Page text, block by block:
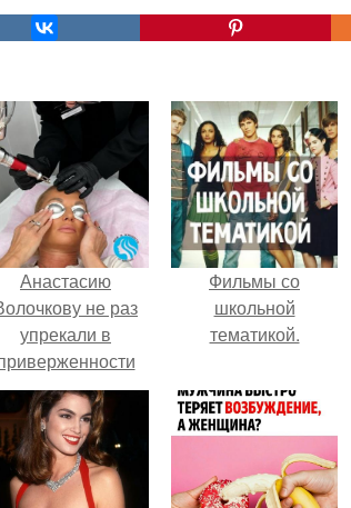
Анастасию
не раз
упрекали в
бьюти -
процедурам.
Фильмы со
школьной
тематикой.